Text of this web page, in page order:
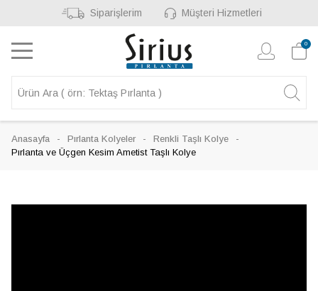
Siparişlerim Müşteri Hizmetleri
0
Anasayfa Pırlanta Kolyeler
Renkli Taşlı Kolye
Pırlanta ve Üçgen Kesim Ametist Taşlı Kolye